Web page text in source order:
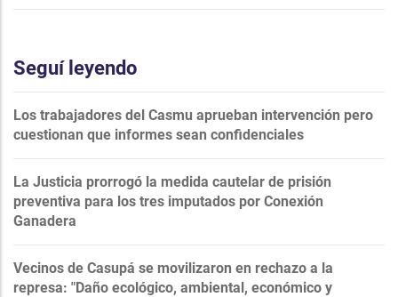
Seguí leyendo
Los trabajadores del Casmu aprueban intervención pero
cuestionan que informes sean confidenciales
La Justicia prorrogó la medida cautelar de prisión
preventiva para los tres imputados por Conexión
Ganadera
Vecinos de Casupá se movilizaron en rechazo a la
represa: "Daño ecológico, ambiental, económico y